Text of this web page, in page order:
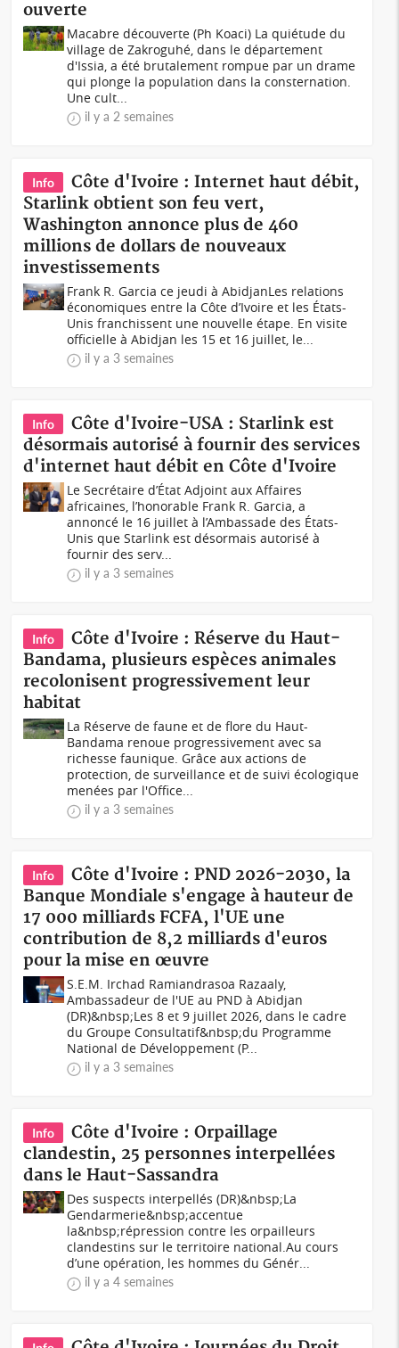
ouverte
Macabre découverte (Ph Koaci) La quiétude du
village de Zakroguhé, dans le département
d'Issia, a été brutalement rompue par un drame
qui plonge la population dans la consternation.
Une cult...
il y a 2 semaines
Info
Côte d'Ivoire : Internet haut débit,
Starlink obtient son feu vert,
Washington annonce plus de 460
millions de dollars de nouveaux
investissements
Frank R. Garcia ce jeudi à AbidjanLes relations
économiques entre la Côte d’Ivoire et les États-
Unis franchissent une nouvelle étape. En visite
officielle à Abidjan les 15 et 16 juillet, le...
il y a 3 semaines
Info
Côte d'Ivoire-USA : Starlink est
désormais autorisé à fournir des services
d'internet haut débit en Côte d'Ivoire
Le Secrétaire d’État Adjoint aux Affaires
africaines, l’honorable Frank R. Garcia, a
annoncé le 16 juillet à l’Ambassade des États-
Unis que Starlink est désormais autorisé à
fournir des serv...
il y a 3 semaines
Info
Côte d'Ivoire : Réserve du Haut-
Bandama, plusieurs espèces animales
recolonisent progressivement leur
habitat
La Réserve de faune et de flore du Haut-
Bandama renoue progressivement avec sa
richesse faunique. Grâce aux actions de
protection, de surveillance et de suivi écologique
menées par l'Office...
il y a 3 semaines
Info
Côte d'Ivoire : PND 2026-2030, la
Banque Mondiale s'engage à hauteur de
17 000 milliards FCFA, l'UE une
contribution de 8,2 milliards d'euros
pour la mise en œuvre
S.E.M. Irchad Ramiandrasoa Razaaly,
Ambassadeur de l'UE au PND à Abidjan
(DR)&nbsp;Les 8 et 9 juillet 2026, dans le cadre
du Groupe Consultatif&nbsp;du Programme
National de Développement (P...
il y a 3 semaines
Info
Côte d'Ivoire : Orpaillage
clandestin, 25 personnes interpellées
dans le Haut-Sassandra
Des suspects interpellés (DR)&nbsp;La
Gendarmerie&nbsp;accentue
la&nbsp;répression contre les orpailleurs
clandestins sur le territoire national.Au cours
d’une opération, les hommes du Génér...
il y a 4 semaines